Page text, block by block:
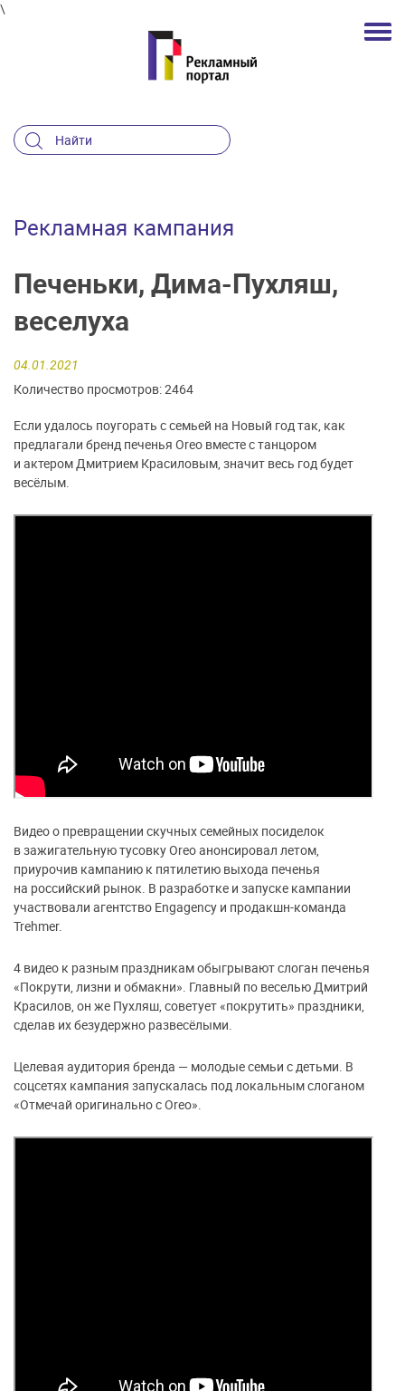
\
Рекламная кампания
Печеньки, Дима-Пухляш,
веселуха
04.01.2021
Количество просмотров: 2464
Если удалось поугорать с семьей на Новый год так, как
предлагали бренд печенья Oreo вместе с танцором
и актером Дмитрием Красиловым, значит весь год будет
весёлым.
Видео о превращении скучных семейных посиделок
в зажигательную тусовку Oreo анонсировал летом,
приурочив кампанию к пятилетию выхода печенья
на российский рынок. В разработке и запуске кампании
участвовали агентство Engagency и продакшн-команда
Trehmer.
4 видео к разным праздникам обыгрывают слоган печенья
«Покрути, лизни и обмакни». Главный по веселью Дмитрий
Красилов, он же Пухляш, советует «покрутить» праздники,
сделав их безудержно развесёлыми.
Целевая аудитория бренда — молодые семьи с детьми. В
соцсетях кампания запускалась под локальным слоганом
«Отмечай оригинально с Oreo».